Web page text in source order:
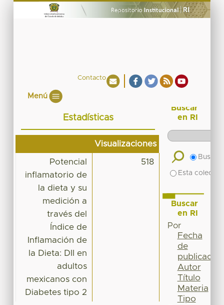
Contacto
Menú
Estadísticas
Visualizaciones
Potencial
inflamatorio de
la dieta y su
medición a
través del
Índice de
Inflamación de
la Dieta: DII en
adultos
mexicanos con
Diabetes tipo 2
518
Buscar
en RI
Buscar
Esta
Buscar
en RI
Por
Fecha
de
publicación
Autor
Título
Materia
Tipo